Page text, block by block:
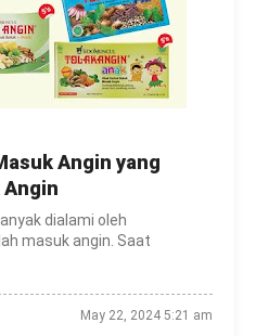
Angin yang
Angin
dialami oleh
masuk angin. Saat
May 22, 2024 5:21 am